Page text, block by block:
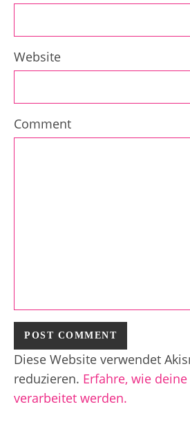
Website
Comment
Diese Website verwendet
reduzieren. Erfahre, wie
verarbeitet werden.